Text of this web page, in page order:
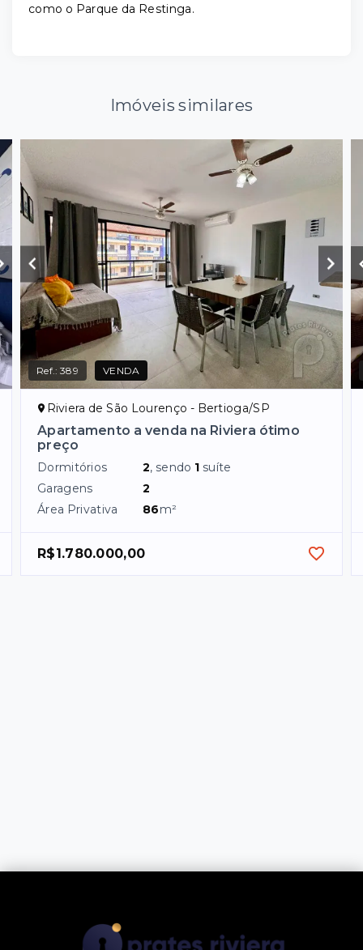
como o Parque da Restinga.
Imóveis similares
Ref.:389 VENDA
Riviera de São Lourenço - Bertioga/SP
Apartamento a venda na Riviera ótimo
preço
Dormitórios 2, sendo 1 suíte
Garagens
2
Área Privativa
86m²
R$1.780.000,00